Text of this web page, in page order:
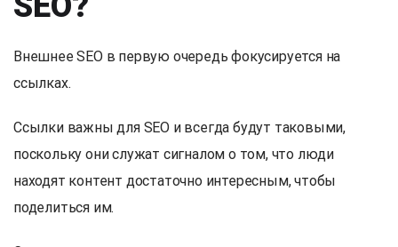
Внешнее SEO в первую очередь фокусируется на
ссылках.
Ссылки важны для SEO и всегда будут таковыми,
поскольку они служат сигналом о том, что люди
находят контент достаточно интересным, чтобы
поделиться им.